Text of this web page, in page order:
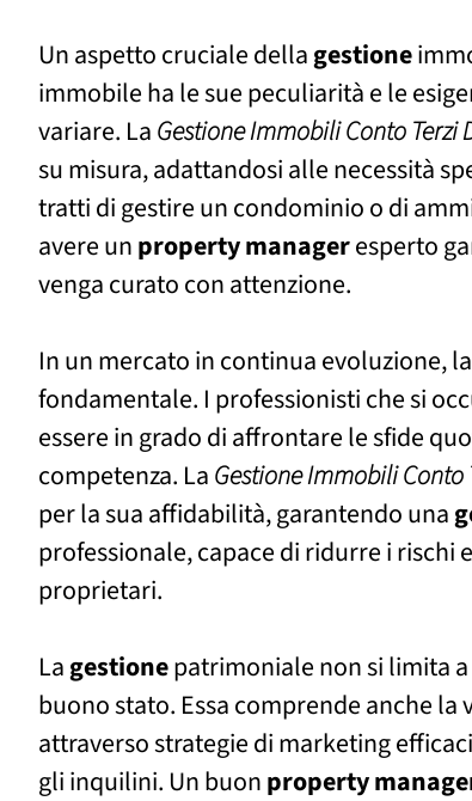
Un aspetto cruciale dellagestione
immobile ha le sue peculiarità e le
variare. LaGestione Immobili Conto Terzi
su misura, adattandosi alle necessità
tratti di gestire un condominio o di
avere unproperty manageresperto
venga curato con attenzione.
In un mercato in continua evoluzione,
fondamentale. I professionisti che si
essere in grado di affrontare le sfide
competenza. LaGestione Immobili
per la sua affidabilità, garantendo una
professionale, capace di ridurre i
proprietari.
Lagestionepatrimoniale non si limita
buono stato. Essa comprende anche la
attraverso strategie di marketing
gli inquilini. Un buonproperty